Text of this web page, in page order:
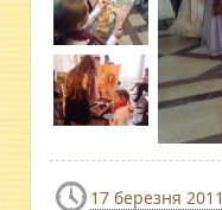
17 березня 2011